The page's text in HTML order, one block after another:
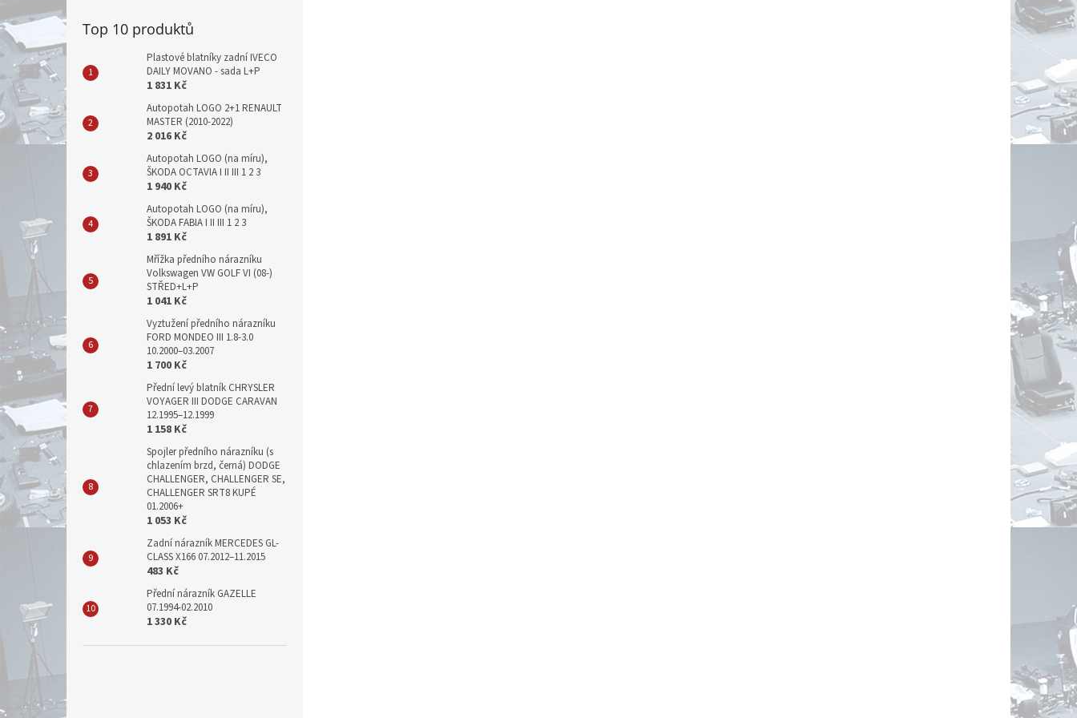
Top 10 produktů
Plastové blatníky zadní IVECO
DAILY MOVANO - sada L+P
1 831 Kč
Autopotah LOGO 2+1 RENAULT
MASTER (2010-2022)
2 016 Kč
Autopotah LOGO (na míru),
ŠKODA OCTAVIA I II III 1 2 3
1 940 Kč
Autopotah LOGO (na míru),
ŠKODA FABIA I II III 1 2 3
1 891 Kč
Mřížka předního nárazníku
Volkswagen VW GOLF VI (08-)
STŘED+L+P
1 041 Kč
Vyztužení předního nárazníku
FORD MONDEO III 1.8-3.0
10.2000–03.2007
1 700 Kč
Přední levý blatník CHRYSLER
VOYAGER III DODGE CARAVAN
12.1995–12.1999
1 158 Kč
Spojler předního nárazníku (s
chlazením brzd, černá) DODGE
CHALLENGER, CHALLENGER SE,
CHALLENGER SRT8 KUPÉ
01.2006+
1 053 Kč
Zadní nárazník MERCEDES GL-
CLASS X166 07.2012–11.2015
483 Kč
Přední nárazník GAZELLE
07.1994-02.2010
1 330 Kč